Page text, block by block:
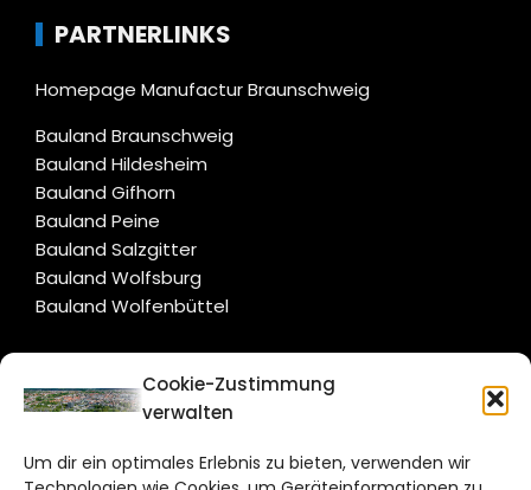
Cookie-Zustimmung
verwalten
Um dir ein optimales Erlebnis zu bieten, verwenden wir
PARTNERLINKS
Homepage Manufactur Braunschweig
Bauland Braunschweig
Bauland Hildesheim
Bauland Gifhorn
Bauland Peine
Bauland Salzgitter
Bauland Wolfsburg
Bauland Wolfenbüttel
CITYLIFE!
Bruchtorwall 12